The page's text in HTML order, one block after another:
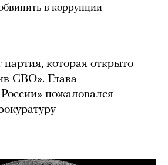
в коррупции
партия, которая открыто
СВО». Глава
пожаловался